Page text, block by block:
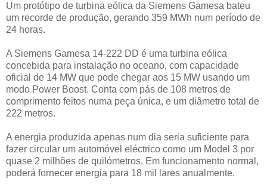
Um protótipo de turbina eólica da Siemens Gamesa bateu
um recorde de produção, gerando 359 MWh num período de
24 horas.
A Siemens Gamesa 14-222 DD é uma turbina eólica
concebida para instalação no oceano, com capacidade
oficial de 14 MW que pode chegar aos 15 MW usando um
modo Power Boost. Conta com pás de 108 metros de
comprimento feitos numa peça única, e um diâmetro total de
222 metros.
A energia produzida apenas num dia seria suficiente para
fazer circular um automóvel eléctrico como um Model 3 por
quase 2 milhões de quilómetros. Em funcionamento normal,
poderá fornecer energia para 18 mil lares anualmente.